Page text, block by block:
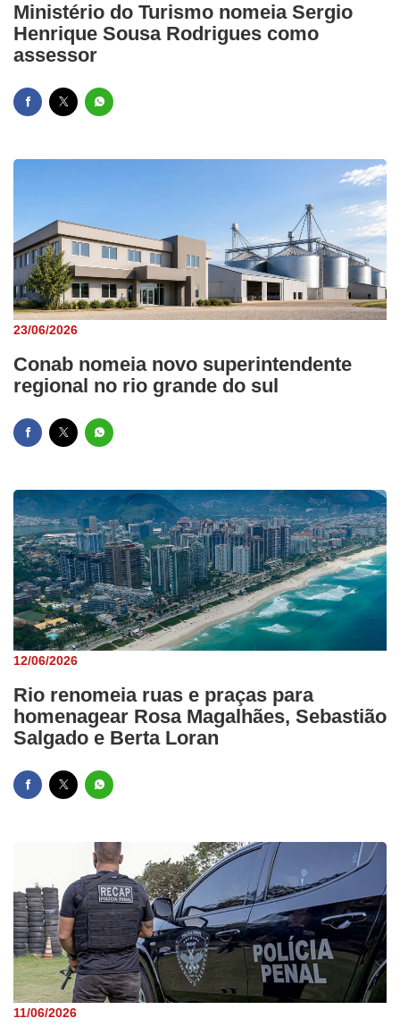
Ministério do Turismo nomeia Sergio
Henrique Sousa Rodrigues como
assessor
23/06/2026
Conab nomeia novo superintendente
regional no rio grande do sul
12/06/2026
Rio renomeia ruas e praças para
homenagear Rosa Magalhães, Sebastião
Salgado e Berta Loran
11/06/2026